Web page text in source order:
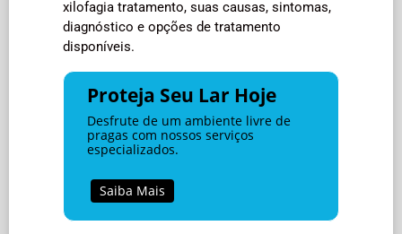
xilofagia tratamento, suas causas, sintomas,
diagnóstico e opções de tratamento
disponíveis.
Proteja Seu Lar Hoje
Desfrute de um ambiente livre de
pragas com nossos serviços
especializados.
Saiba Mais